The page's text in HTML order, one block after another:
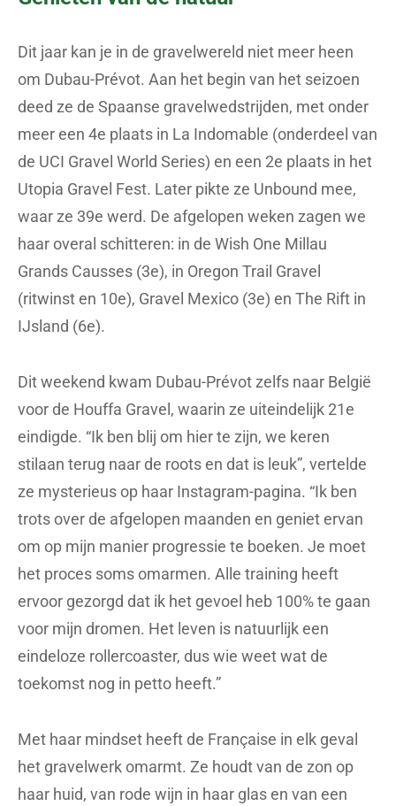
Dit jaar kan je in de gravelwereld niet meer heen
om Dubau-Prévot. Aan het begin van het seizoen
deed ze de Spaanse gravelwedstrijden, met onder
meer een 4e plaats in La Indomable (onderdeel van
de UCI Gravel World Series) en een 2e plaats in het
Utopia Gravel Fest. Later pikte ze Unbound mee,
waar ze 39e werd. De afgelopen weken zagen we
haar overal schitteren: in de Wish One Millau
Grands Causses (3e), in Oregon Trail Gravel
(ritwinst en 10e), Gravel Mexico (3e) en The Rift in
IJsland (6e).
Dit weekend kwam Dubau-Prévot zelfs naar België
voor de Houffa Gravel, waarin ze uiteindelijk 21e
eindigde. “Ik ben blij om hier te zijn, we keren
stilaan terug naar de roots en dat is leuk”, vertelde
ze mysterieus op haar Instagram-pagina. “Ik ben
trots over de afgelopen maanden en geniet ervan
om op mijn manier progressie te boeken. Je moet
het proces soms omarmen. Alle training heeft
ervoor gezorgd dat ik het gevoel heb 100% te gaan
voor mijn dromen. Het leven is natuurlijk een
eindeloze rollercoaster, dus wie weet wat de
toekomst nog in petto heeft.”
Met haar mindset heeft de Française in elk geval
het gravelwerk omarmt. Ze houdt van de zon op
haar huid, van rode wijn in haar glas en van een